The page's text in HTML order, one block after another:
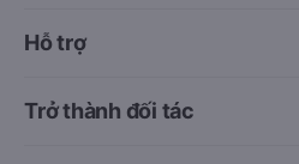
Hỗ trợ
Trở thành đối tác